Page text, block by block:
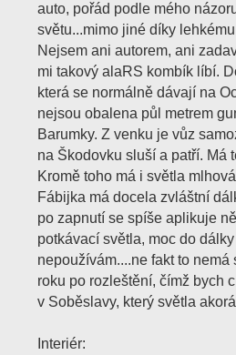
auto, pořád podle mého
světu...mimo jiné díky
Nejsem ani autorem, ani
mi takový alaRS kombík líbí.
která se normálně dávají na
nejsou obalena půl metrem
Barumky. Z venku je vůz
na Škodovku sluší a patří. Má
Kromě toho má i světla
Fábijka má docela zvláštní
po zapnutí se spíše aplikuje
potkávací světla, moc do
nepoužívám....ne fakt to
roku po rozleštění, čímž bych
v Soběslavy, který světla
Interiér: